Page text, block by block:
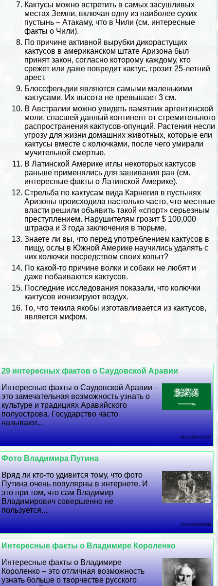
Кактусы можно встретить в самых засушливых
местах Земли, включая одну из наиболее сухих
пустынь – Атакаму, что в Чили (см. интересные
факты о Чили).
По причине активной вырубки дикорастущих
кактусов в американском штате Аризона был
принят закон, согласно которому каждому, кто
срежет или даже повредит кактус, грозит 25-летний
арест.
Блоссфельдии являются самыми маленькими
кактусами. Их высота не превышает 3 см.
В Австралии можно увидеть памятник аргентинской
моли, спасшей данный континент от стремительного
распространения кактусов-опунций. Растения несли
угрозу для жизни домашних животных, которые ели
кактусы вместе с колючками, после чего умирали
мучительной cмepтью.
В Латинской Америке иглы некоторых кактусов
раньше применялись для зашивания ран (см.
интересные факты о Латинской Америке).
Стрельба по кактусам вида Карнегия в пустынях
Аризоны происходила настолько часто, что местные
власти решили объявить такой «спорт» серьезным
преступлением. Нарушителям грозит $ 100,000
штрафа и 3 года заключения в тюрьме.
Знаете ли вы, что перед употрeблением кактусов в
пищу, ослы в Южной Америке научились удалять с
них колючки посредством своих копыт?
По какой-то причине волки и собаки не любят и
даже побаиваются кактусов.
Последние исследования показали, что колючки
кактусов ионизируют воздух.
То, что текила якобы изготавливается из кактусов,
является мифом.
29 интересных фактов о Саудовской Аравии
Интересные факты о Саудовской Аравии –
это замечательная возможность узнать о
культуре и традициях Аравийского
полуострова. Государство часто
называют...
08 08 2026 6:21:57
Фото Владимира Путина
Вряд ли кто-то удивится тому, что фото
Путина очень популярны в интернете. И
это при том, что сам Владимир
Владимирович совершенно не
пользуется...
07 08 2026 8:24:56
Интересные факты о Владимире Короленко
Интересные факты о Владимире
Короленко – это отличная возможность
узнать больше о творчестве русского